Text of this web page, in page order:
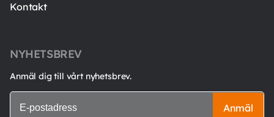
Kontakt
NYHETSBREV
Anmäl dig till vårt nyhetsbrev.
Anmäl